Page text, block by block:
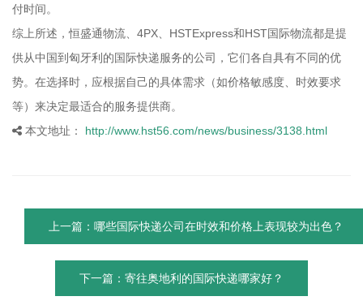
付时间。
综上所述，恒盛通物流、4PX、HSTExpress和HST国际物流都是提
供从中国到匈牙利的国际快递服务的公司，它们各自具有不同的优
势。在选择时，应根据自己的具体需求（如价格敏感度、时效要求
等）来决定最适合的服务提供商。
本文地址：
http://www.hst56.com/news/business/3138.html
上一篇：哪些国际快递公司在时效和价格上表现较为出色？
下一篇：寄往奥地利的国际快递哪家好？